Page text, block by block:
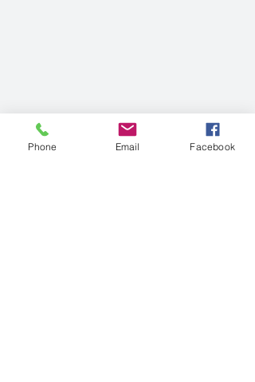
Phone Email Facebook